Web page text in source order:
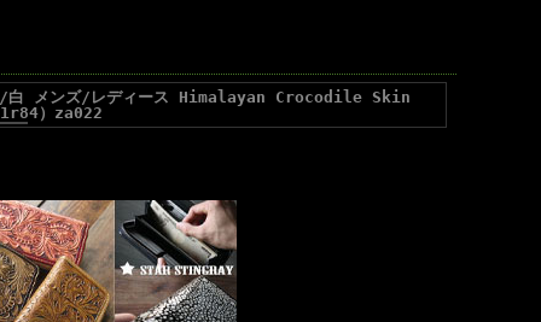
ト/白 メンズ/レディース Himalayan Crocodile Skin
）za022